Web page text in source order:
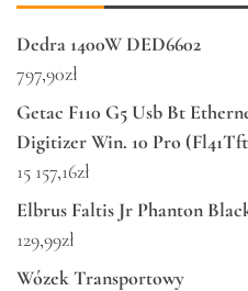
Dedra 1400W DED6602
797,90zł
Getac F110 G5 Usb Bt
Digitizer Win. 10 Pro
15 157,16zł
Elbrus Faltis Jr Phanton
129,99zł
Wózek Transportowy